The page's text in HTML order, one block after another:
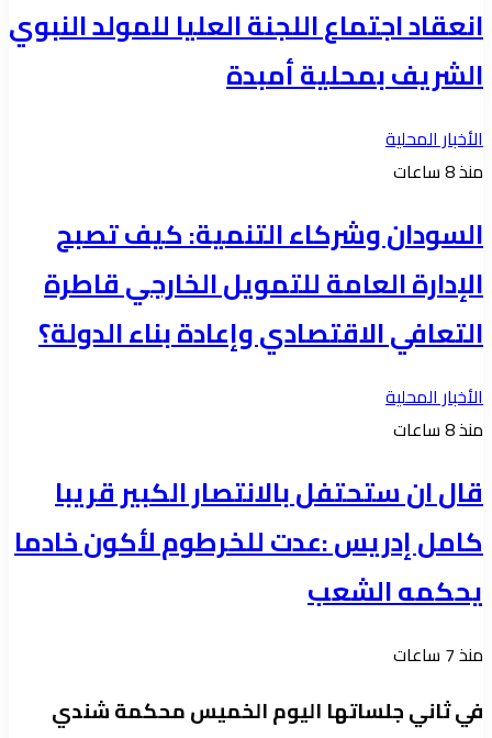
انعقاد اجتماع اللجنة العليا للمولد النبوي
الشريف بمحلية أمبدة
الأخبار المحلية
منذ 8 ساعات
السودان وشركاء التنمية: كيف تصبح
الإدارة العامة للتمويل الخارجي قاطرة
التعافي الاقتصادي وإعادة بناء الدولة؟
الأخبار المحلية
منذ 8 ساعات
قال ان ستحتفل بالانتصار الكبير قريبا
كامل إدريس :عدت للخرطوم لأكون خادما
يحكمه الشعب
منذ 7 ساعات
في ثاني جلساتها اليوم الخميس محكمة شندي